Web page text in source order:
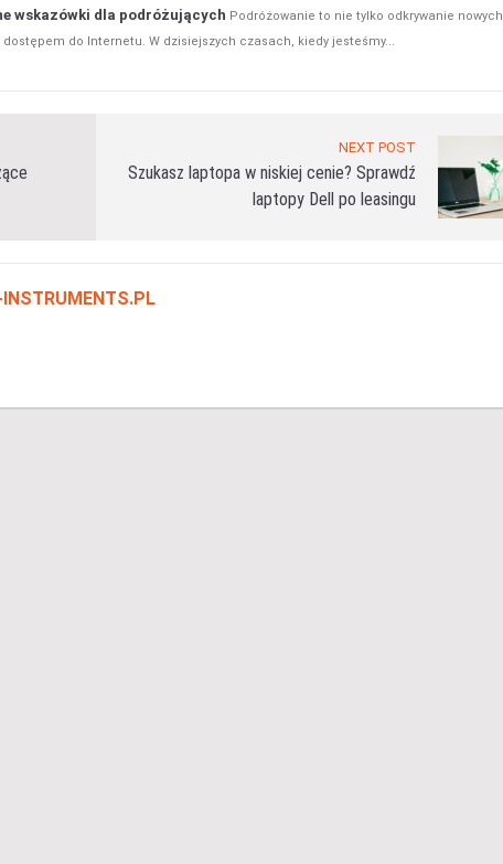
wskazówki dla podróżujących Podróżowanie to nie tylko odkrywanie nowych
do Internetu. W dzisiejszych czasach, kiedy jesteśmy...
NEXT POST
Szukasz laptopa w niskiej cenie? Sprawdź
laptopy Dell po leasingu
INSTRUMENTS.PL